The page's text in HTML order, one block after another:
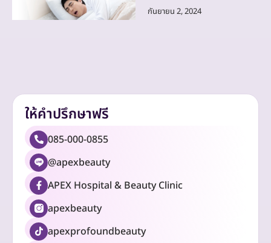
กันยายน 2, 2024
ให้คำปรึกษาฟรี
085-000-0855
@apexbeauty
APEX Hospital & Beauty Clinic
apexbeauty
apexprofoundbeauty